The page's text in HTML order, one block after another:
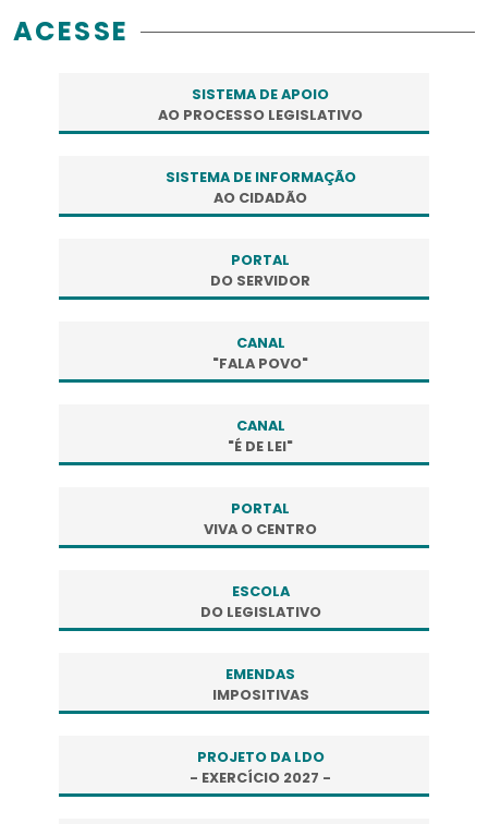
ACESSE
SISTEMA DE APOIO
AO PROCESSO LEGISLATIVO
SISTEMA DE INFORMAÇÃO
AO CIDADÃO
PORTAL
DO SERVIDOR
CANAL
"FALA POVO"
CANAL
"É DE LEI"
PORTAL
VIVA O CENTRO
ESCOLA
DO LEGISLATIVO
EMENDAS
IMPOSITIVAS
PROJETO DA LDO
- EXERCÍCIO 2027 -